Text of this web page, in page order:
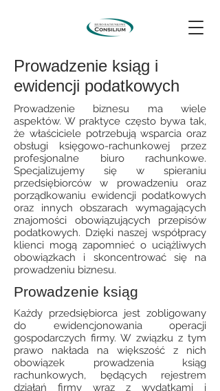
Prowadzenie ksiąg i
ewidencji podatkowych
Prowadzenie biznesu ma wiele
aspektów. W praktyce często bywa tak,
że właściciele potrzebują wsparcia oraz
obsługi księgowo-rachunkowej przez
profesjonalne biuro rachunkowe.
Specjalizujemy się w spieraniu
przedsiębiorców w prowadzeniu oraz
porządkowaniu ewidencji podatkowych
oraz innych obszarach wymagających
znajomości obowiązujących przepisów
podatkowych. Dzięki naszej współpracy
klienci mogą zapomnieć o uciążliwych
obowiązkach i skoncentrować się na
prowadzeniu biznesu.
Prowadzenie ksiąg
Każdy przedsiębiorca jest zobligowany
do ewidencjonowania operacji
gospodarczych firmy. W związku z tym
prawo nakłada na większość z nich
obowiązek prowadzenia ksiąg
rachunkowych, będących rejestrem
działań firmy wraz z wydatkami i